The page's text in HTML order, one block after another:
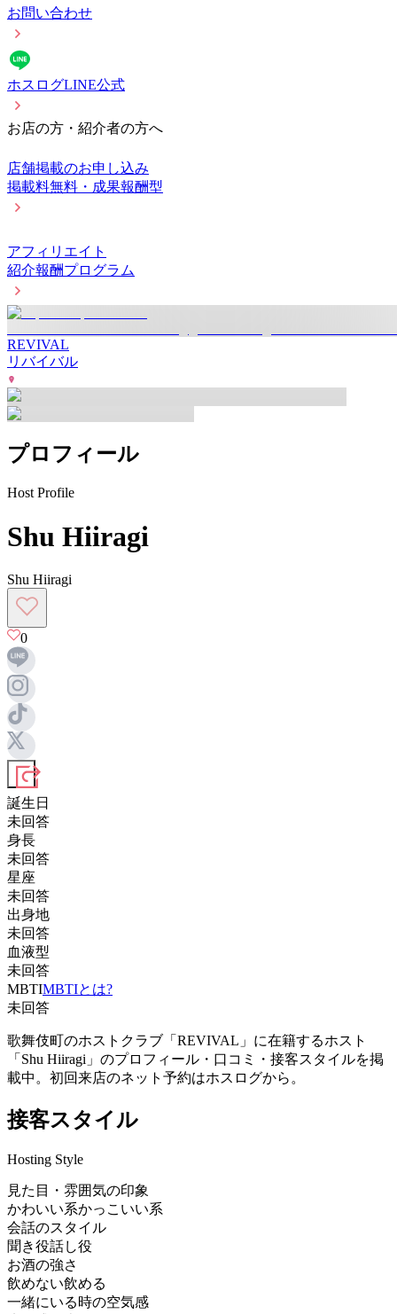
お問い合わせ
ホスログLINE公式
お店の方・紹介者の方へ
店舗掲載のお申し込み
掲載料無料・成果報酬型
アフィリエイト
紹介報酬プログラム
REVIVAL
リバイバル
プロフィール
Host Profile
Shu Hiiragi
Shu Hiiragi
0
誕生日
未回答
身長
未回答
星座
未回答
出身地
未回答
血液型
未回答
MBTIMBTIとは?
未回答
歌舞伎町のホストクラブ「REVIVAL」に在籍するホスト
「Shu Hiiragi」のプロフィール・口コミ・接客スタイルを掲
載中。初回来店のネット予約はホスログから。
接客スタイル
Hosting Style
見た目・雰囲気の印象
かわいい系かっこいい系
会話のスタイル
聞き役話し役
お酒の強さ
飲めない飲める
一緒にいる時の空気感